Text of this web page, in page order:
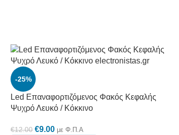
-25%
Led Επαναφορτιζόμενος Φακός Κεφαλής
Ψυχρό Λευκό / Κόκκινο
€12.00 €9.00 με Φ.Π.Α